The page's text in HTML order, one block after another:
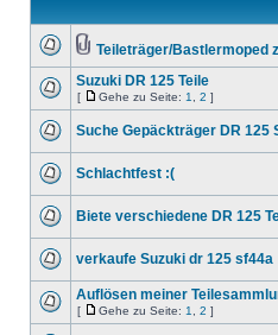
Teileträger/Bastlermoped
Suzuki DR 125 Teile
[ Gehe zu Seite: 1 2 ]
Suche Gepäckträger DR 125
Schlachtfest :(
Biete verschiedene DR 125
verkaufe Suzuki dr 125 sf44a
Auflösen meiner
[ Gehe zu Seite: 1 2 ]